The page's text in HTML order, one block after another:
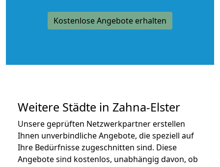
Kostenlose Angebote erhalten
Weitere Städte in Zahna-Elster
Unsere geprüften Netzwerkpartner erstellen
Ihnen unverbindliche Angebote, die speziell auf
Ihre Bedürfnisse zugeschnitten sind. Diese
Angebote sind kostenlos, unabhängig davon, ob